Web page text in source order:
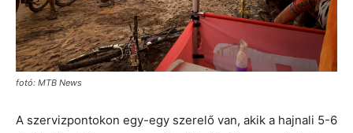
fotó: MTB News
A szervizpontokon egy-egy szerelő van, akik a hajnali 5-6